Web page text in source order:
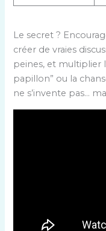
Le secret ?
créer de vraies
peines, et multiplier
papillon” ou la
ne s’invente pas…